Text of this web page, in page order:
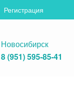
Регистрация
Новосибирск
8 (951) 595-85-41